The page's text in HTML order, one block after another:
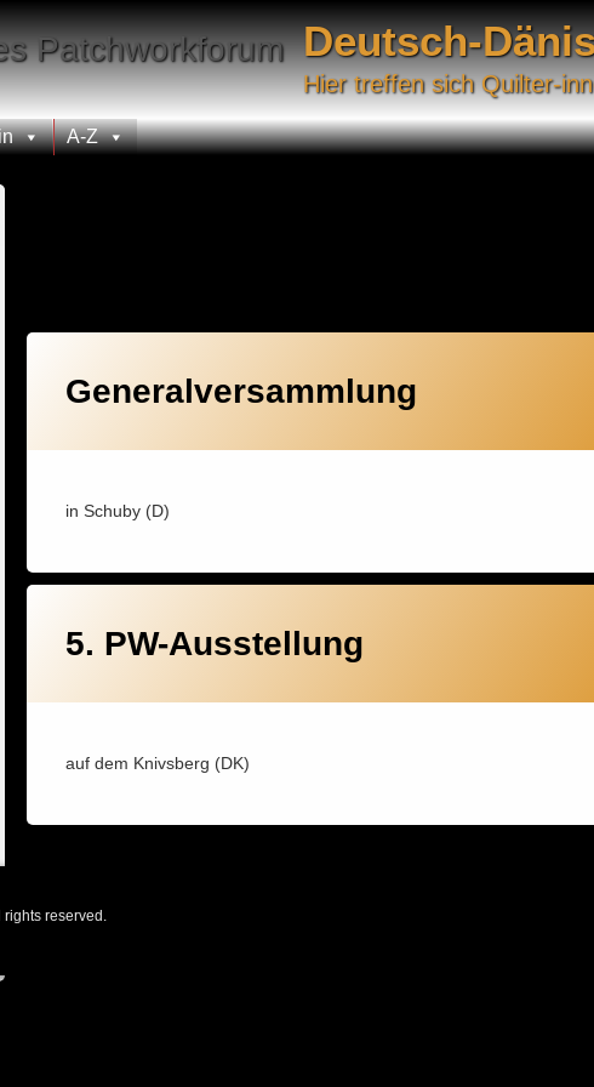
Deutsch-
Hier treffen sich Quilter-
A-Z
Generalversammlung
in Schuby (D)
5. PW-Ausstellung
auf dem Knivsberg (DK)
reserved.